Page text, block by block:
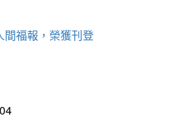
間福報，榮獲刊登